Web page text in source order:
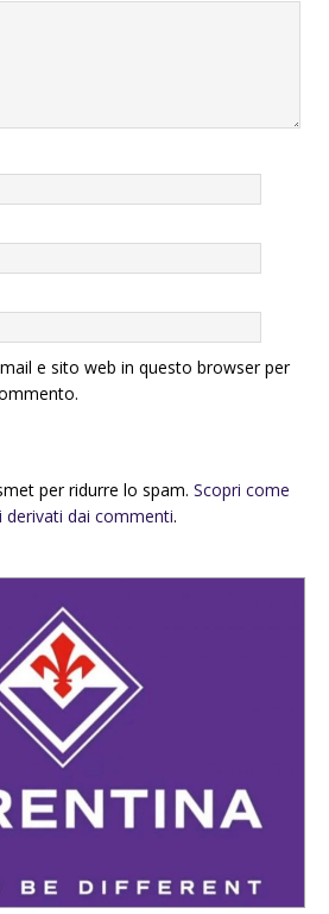
e sito web in questo browser per
per ridurre lo spam. Scopri come
dai commenti.